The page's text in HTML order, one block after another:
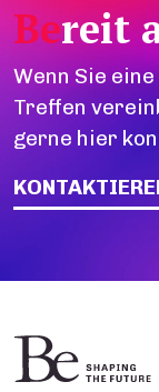
Bereit
Wenn Sie
Treffen
gerne hier